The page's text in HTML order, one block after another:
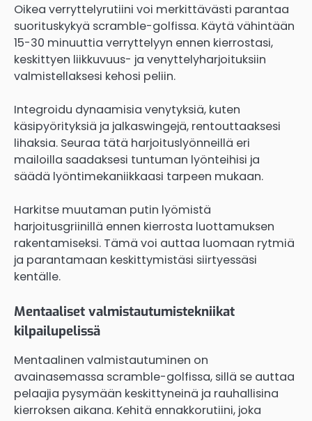
Oikea verryttelyrutiini voi merkittävästi parantaa
suorituskykyä scramble-golfissa. Käytä vähintään
15-30 minuuttia verryttelyyn ennen kierrostasi,
keskittyen liikkuvuus- ja venyttelyharjoituksiin
valmistellaksesi kehosi peliin.
Integroidu dynaamisia venytyksiä, kuten
käsipyörityksiä ja jalkaswingejä, rentouttaaksesi
lihaksia. Seuraa tätä harjoituslyönneillä eri
mailoilla saadaksesi tuntuman lyönteihisi ja
säädä lyöntimekaniikkaasi tarpeen mukaan.
Harkitse muutaman putin lyömistä
harjoitusgriinillä ennen kierrosta luottamuksen
rakentamiseksi. Tämä voi auttaa luomaan rytmiä
ja parantamaan keskittymistäsi siirtyessäsi
kentälle.
Mentaaliset valmistautumistekniikat
kilpailupelissä
Mentaalinen valmistautuminen on
avainasemassa scramble-golfissa, sillä se auttaa
pelaajia pysymään keskittyneinä ja rauhallisina
kierroksen aikana. Kehitä ennakkorutiini, joka